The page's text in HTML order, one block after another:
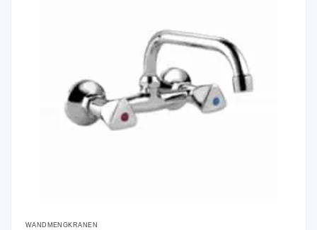
WANDMENGKRANEN